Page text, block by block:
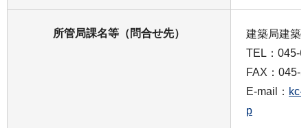
所管局課名等（問合せ先）
建築局建築
TEL：045-
FAX：045-
E-mail： kc-
p